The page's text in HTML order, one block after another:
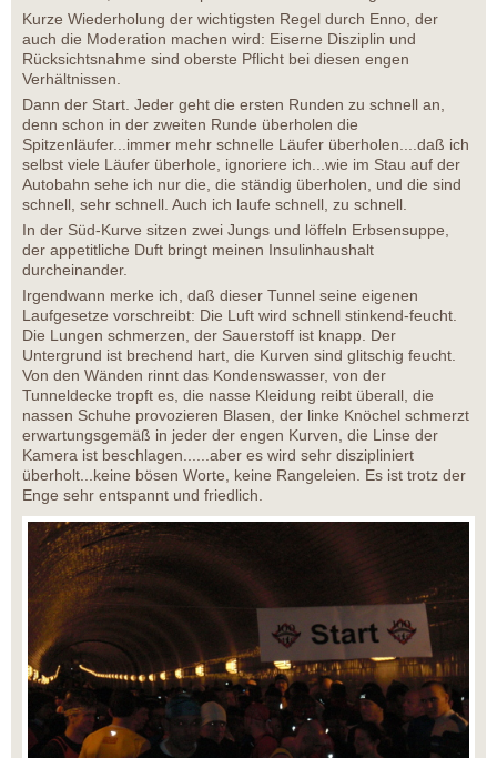
Kurze Wiederholung der wichtigsten Regel durch Enno, der
auch die Moderation machen wird: Eiserne Disziplin und
Rücksichtsnahme sind oberste Pflicht bei diesen engen
Verhältnissen.
Dann der Start. Jeder geht die ersten Runden zu schnell an,
denn schon in der zweiten Runde überholen die
Spitzenläufer...immer mehr schnelle Läufer überholen....daß ich
selbst viele Läufer überhole, ignoriere ich...wie im Stau auf der
Autobahn sehe ich nur die, die ständig überholen, und die sind
schnell, sehr schnell. Auch ich laufe schnell, zu schnell.
In der Süd-Kurve sitzen zwei Jungs und löffeln Erbsensuppe,
der appetitliche Duft bringt meinen Insulinhaushalt
durcheinander.
Irgendwann merke ich, daß dieser Tunnel seine eigenen
Laufgesetze vorschreibt: Die Luft wird schnell stinkend-feucht.
Die Lungen schmerzen, der Sauerstoff ist knapp. Der
Untergrund ist brechend hart, die Kurven sind glitschig feucht.
Von den Wänden rinnt das Kondenswasser, von der
Tunneldecke tropft es, die nasse Kleidung reibt überall, die
nassen Schuhe provozieren Blasen, der linke Knöchel schmerzt
erwartungsgemäß in jeder der engen Kurven, die Linse der
Kamera ist beschlagen......aber es wird sehr diszipliniert
überholt...keine bösen Worte, keine Rangeleien. Es ist trotz der
Enge sehr entspannt und friedlich.